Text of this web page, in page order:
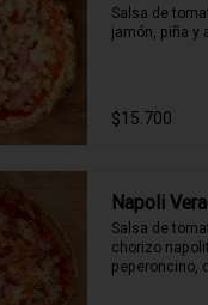
Salsa de
jamón, piña y
$15.700
Napoli
Salsa de
chorizo
peperoncino,